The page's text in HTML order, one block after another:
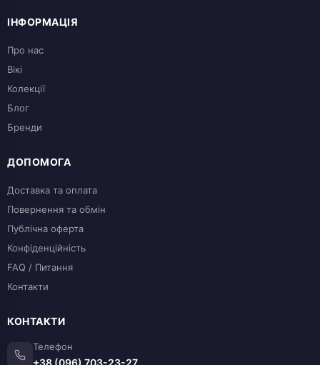
ІНФОРМАЦІЯ
Про нас
Вікі
Колекції
Блог
Бренди
ДОПОМОГА
Доставка та оплата
Повернення та обмін
Публічна оферта
Конфіденційність
FAQ / Питання
Контакти
КОНТАКТИ
Телефон
+38 (096) 703-23-27